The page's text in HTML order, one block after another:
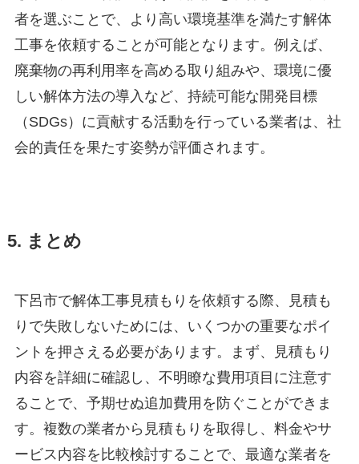
者を選ぶことで、より高い環境基準を満たす解体
工事を依頼することが可能となります。例えば、
廃棄物の再利用率を高める取り組みや、環境に優
しい解体方法の導入など、持続可能な開発目標
（SDGs）に貢献する活動を行っている業者は、社
会的責任を果たす姿勢が評価されます。
5. まとめ
下呂市で解体工事見積もりを依頼する際、見積も
りで失敗しないためには、いくつかの重要なポイ
ントを押さえる必要があります。まず、見積もり
内容を詳細に確認し、不明瞭な費用項目に注意す
ることで、予期せぬ追加費用を防ぐことができま
す。複数の業者から見積もりを取得し、料金やサ
ービス内容を比較検討することで、最適な業者を